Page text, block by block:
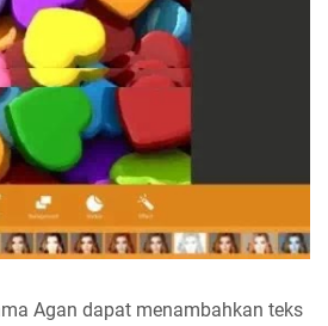
Agan dapat menambahkan teks